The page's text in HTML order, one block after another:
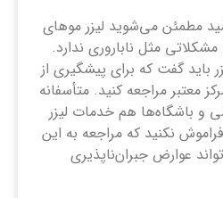
مطمئن می‌شوید لیزر موهای
مثل ناباروری ندارد.
گفت که برای پیشگیری از
معتبر مراجعه کنید. متأسفانه
و باشگاه‌ها هم خدمات لیزر
نکنید که مراجعه به این
عوارض جبران‌ناپذیری